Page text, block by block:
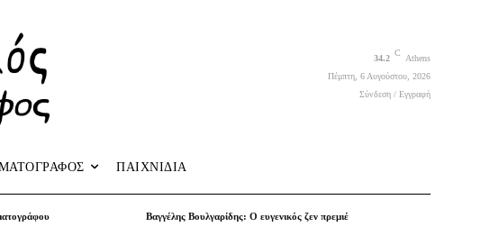
34.2
C
Athens
Πέμπτη, 6 Αυγούστου, 2026
Σύνδεση / Εγγραφή
ΠΑΙΧΝΙΔΙΑ
Βαγγέλης Βουλγαρίδης: Ο ευγενικός ζεν πρεμιέ